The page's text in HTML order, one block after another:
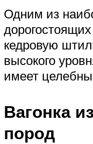
Одним из
кедровую
высокого
имеет
Вагонка
пород